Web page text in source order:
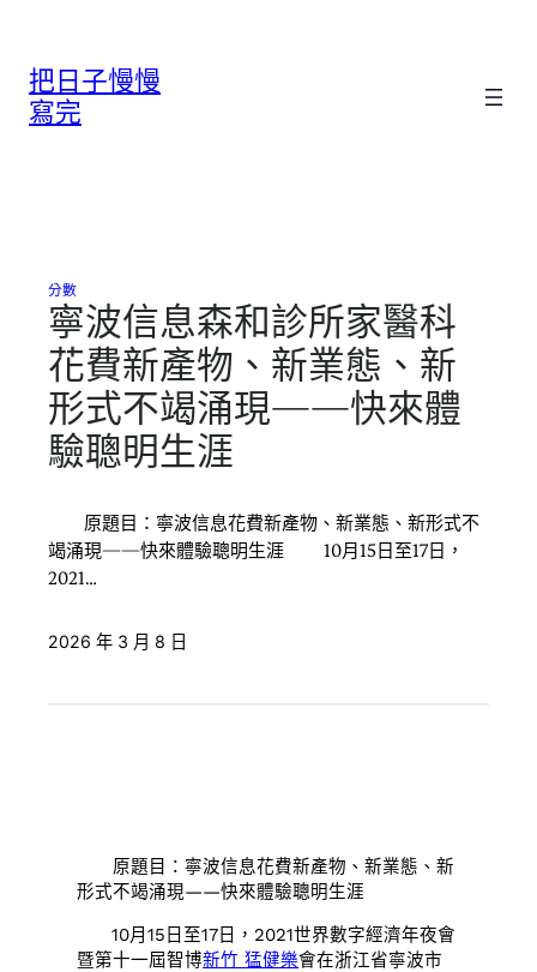
把日子慢慢
寫完
分數
寧波信息森和診所家醫科
花費新產物、新業態、新
形式不竭涌現——快來體
驗聰明生涯
原題目：寧波信息花費新產物、新業態、新形式不
竭涌現——快來體驗聰明生涯 10月15日至17日，
2021…
2026 年 3 月 8 日
原題目：寧波信息花費新產物、新業態、新
形式不竭涌現——快來體驗聰明生涯
10月15日至17日，2021世界數字經濟年夜會
暨第十一屆智博新竹 猛健樂會在浙江省寧波市